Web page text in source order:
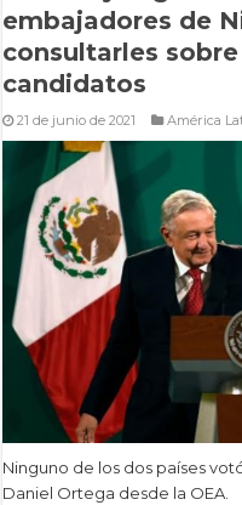
embajadores de
consultarles
candidatos
21 de junio de 2021 América
Ninguno de los dos países
Daniel Ortega desde la OEA.